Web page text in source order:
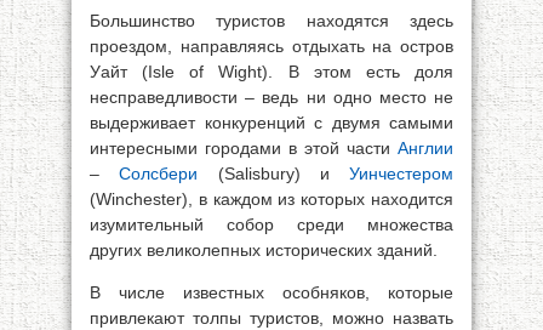
Большинство туристов находятся здесь
проездом, направляясь отдыхать на остров
Уайт (Isle of Wight). В этом есть доля
несправедливости – ведь ни одно место не
выдерживает конкуренций с двумя самыми
интересными городами в этой части Англии
–Солсбери (Salisbury) и Уинчестером
(Winchester), в каждом из которых находится
изумительный собор среди множества
других великолепных исторических зданий.
В числе известных особняков, которые
привлекают толпы туристов, можно назвать